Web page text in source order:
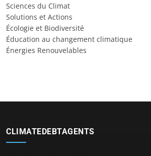
Sciences du Climat
Solutions et Actions
Écologie et Biodiversité
Éducation au changement climatique
Énergies Renouvelables
CLIMATEDEBTAGENTS